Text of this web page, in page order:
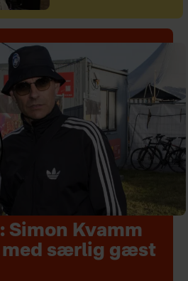
Simon Kvamm
med særlig gæst